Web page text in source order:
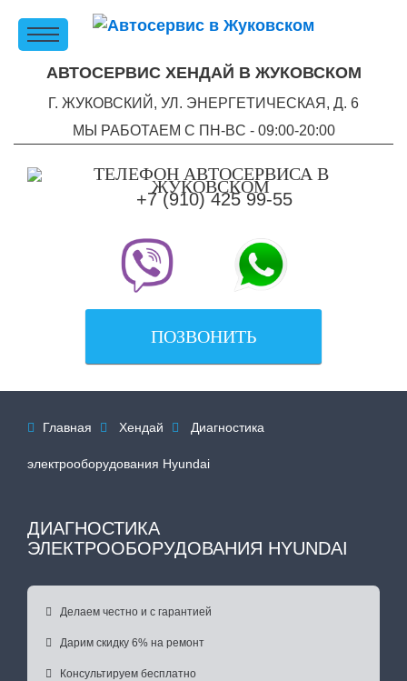
АВТОСЕРВИС ХЕНДАЙ В ЖУКОВСКОМ
Г. ЖУКОВСКИЙ, УЛ. ЭНЕРГЕТИЧЕСКАЯ, Д. 6
МЫ РАБОТАЕМ С ПН-ВC - 09:00-20:00
+7 (910) 425 99-55
ПОЗВОНИТЬ
 Главная  Хендай  Диагностика
электрооборудования Hyundai
ДИАГНОСТИКА
ЭЛЕКТРООБОРУДОВАНИЯ HYUNDAI
 Делаем честно и с гарантией
 Дарим скидку 6% на ремонт
 Консультируем бесплатно